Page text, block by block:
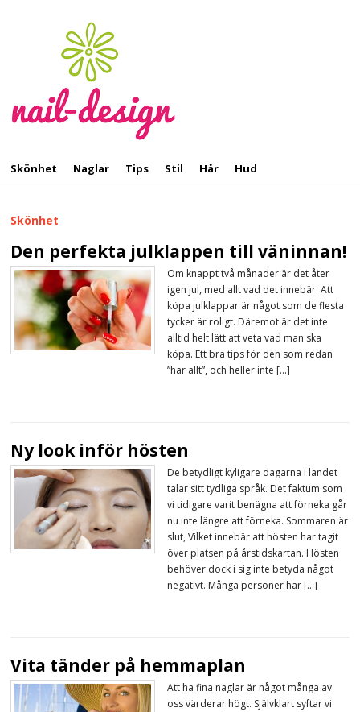
Skönhet Naglar Tips Stil Hår Hud
Skönhet
Den perfekta julklappen till väninnan!
Om knappt två månader är det åter
igen jul, med allt vad det innebär. Att
köpa julklappar är något som de flesta
tycker är roligt. Däremot är det inte
alltid helt lätt att veta vad man ska
köpa. Ett bra tips för den som redan
”har allt”, och heller inte […]
Ny look inför hösten
De betydligt kyligare dagarna i landet
talar sitt tydliga språk. Det faktum som
vi tidigare varit benägna att förneka går
nu inte längre att förneka. Sommaren är
slut, Vilket innebär att hösten har tagit
över platsen på årstidskartan. Hösten
behöver dock i sig inte betyda något
negativt. Många personer har […]
Vita tänder på hemmaplan
Att ha fina naglar är något många av
oss värderar högt. Självklart syftar vi